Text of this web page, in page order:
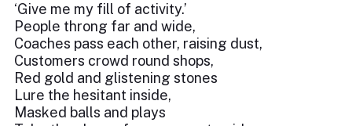
‘Give me my fill of activity.’
People throng far and wide,
Coaches pass each other, raising dust,
Customers crowd round shops,
Red gold and glistening stones
Lure the hesitant inside,
Masked balls and plays